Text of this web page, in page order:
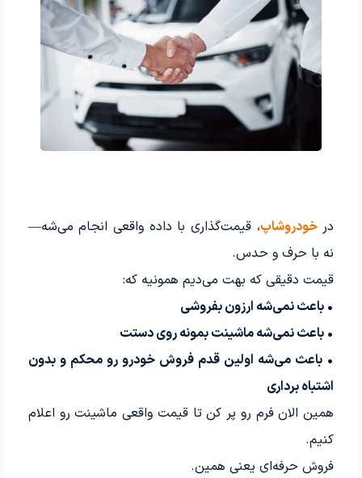
درخودروشاپ، قیمت‌گذاری با داده واقعی انجام می‌شه—
نه با حرف و حدس.
قیمت دقیقی که بهت می‌دیم همونیه که:
• باعث نمی‌شه ارزون بفروشی
• باعث نمی‌شه ماشینت بمونه روی دستت
• باعث می‌شه اولین قدم فروش خودرو رو محکم و بدون
اشتباه برداری
همین الان فرم رو پر کن تا قیمت واقعی ماشینت رو اعلام
کنیم.
فروش حرفه‌ای یعنی همین.